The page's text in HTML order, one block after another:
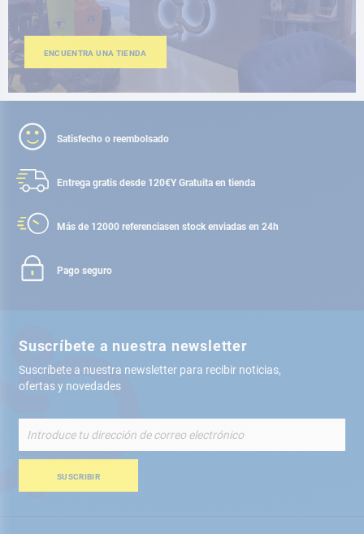
ENCUENTRA UNA TIENDA
Satisfecho o reembolsado
Entrega gratis desde 120€Y Gratuita en tienda
Más de 12000 referenciasen stock enviadas en 24h
Pago seguro
Suscríbete a nuestra newsletter
Suscríbete a nuestra newsletter para recibir noticias,
ofertas y novedades
nuestro
de
SUSCRIBIR